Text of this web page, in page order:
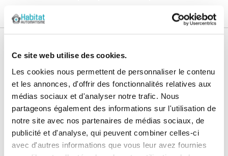
Ce site web utilise des cookies.
Les cookies nous permettent de personnaliser le contenu
et les annonces, d'offrir des fonctionnalités relatives aux
médias sociaux et d'analyser notre trafic. Nous
partageons également des informations sur l'utilisation de
notre site avec nos partenaires de médias sociaux, de
publicité et d'analyse, qui peuvent combiner celles-ci
avec d'autres informations que vous leur avez fournies
Paiement
100% sécurisé
Paiement en
3x sans frais
Livraison
SAV & Retours
Garanties